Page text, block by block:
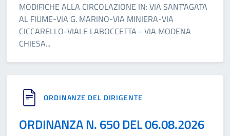
MODIFICHE ALLA CIRCOLAZIONE IN: VIA SANT'AGATA
AL FIUME-VIA G. MARINO-VIA MINIERA-VIA
CICCARELLO-VIALE LABOCCETTA - VIA MODENA
CHIESA...
ORDINANZE DEL DIRIGENTE
ORDINANZA N. 650 DEL 06.08.2026